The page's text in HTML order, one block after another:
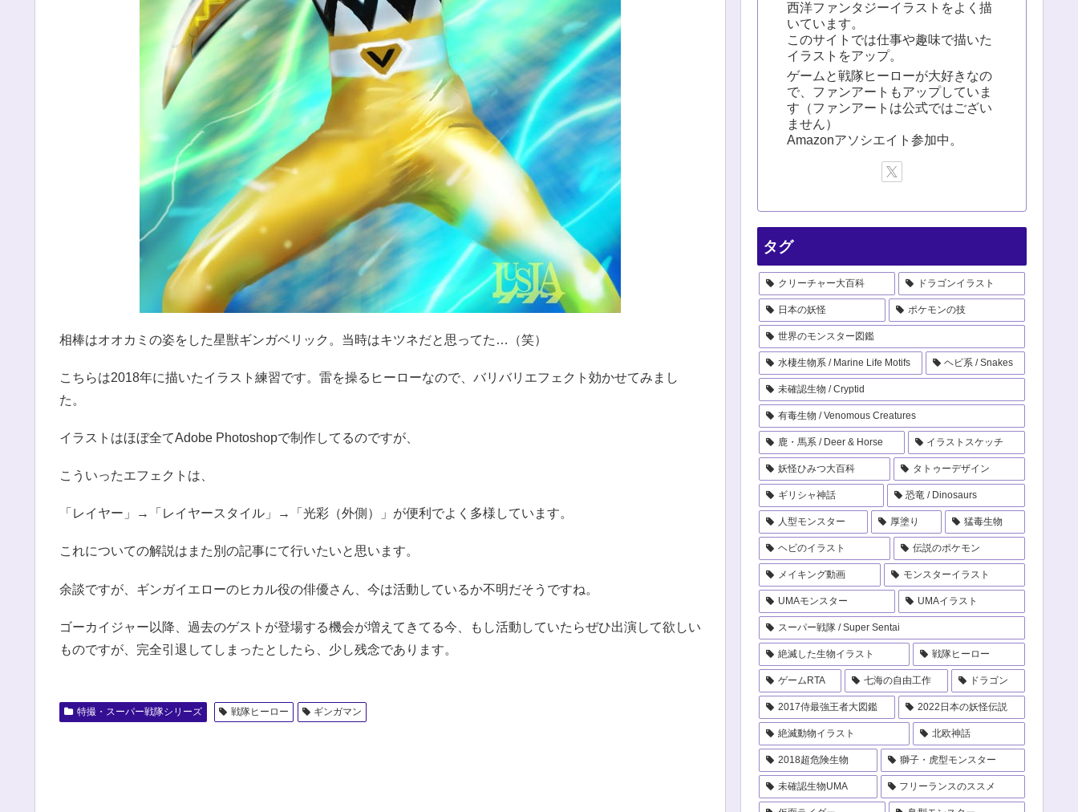
相棒はオオカミの姿をした星獣ギンガベリック。当時はキツネだと思ってた…（笑）
こちらは2018年に描いたイラスト練習です。雷を操るヒーローなので、バリバリエフェクト効かせてみまし
た。
イラストはほぼ全てAdobe Photoshopで制作してるのですが、
こういったエフェクトは、
「レイヤー」→「レイヤースタイル」→「光彩（外側）」が便利でよく多様しています。
これについての解説はまた別の記事にて行いたいと思います。
余談ですが、ギンガイエローのヒカル役の俳優さん、今は活動しているか不明だそうですね。
ゴーカイジャー以降、過去のゲストが登場する機会が増えてきてる今、もし活動していたらぜひ出演して欲しい
ものですが、完全引退してしまったとしたら、少し残念であります。
特撮・スーパー戦隊シリーズ 戦隊ヒーロー ギンガマン
西洋ファンタジーイラストをよく描
いています。
このサイトでは仕事や趣味で描いた
イラストをアップ。
ゲームと戦隊ヒーローが大好きなの
で、ファンアートもアップしていま
す（ファンアートは公式ではござい
ません）
Amazonアソシエイト参加中。
タグ
クリーチャー大百科 ドラゴンイラスト
日本の妖怪 ポケモンの技
世界のモンスター図鑑
水棲生物系 / Marine Life Motifs ヘビ系 / Snakes
未確認生物 / Cryptid
有毒生物 / Venomous Creatures
鹿・馬系 / Deer & Horse イラストスケッチ
妖怪ひみつ大百科 タトゥーデザイン
ギリシャ神話 恐竜 / Dinosaurs
人型モンスター 厚塗り 猛毒生物
ヘビのイラスト 伝説のポケモン
メイキング動画 モンスターイラスト
UMAモンスター UMAイラスト
スーパー戦隊 / Super Sentai
絶滅した生物イラスト 戦隊ヒーロー
ゲームRTA 七海の自由工作 ドラゴン
2017侍最強王者大図鑑 2022日本の妖怪伝説
絶滅動物イラスト 北欧神話
2018超危険生物 獅子・虎型モンスター
未確認生物UMA フリーランスのススメ